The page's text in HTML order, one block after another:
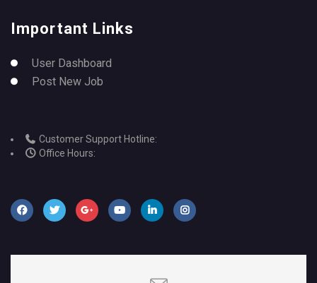
Important Links
User Dashboard
Post New Job
Customer Support Hotline:
Office Hours: